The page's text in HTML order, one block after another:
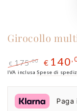
Girocollo
Prezzo
€ 175,00
Il
di
€ 140
IVA inclusaSpese di
Paga